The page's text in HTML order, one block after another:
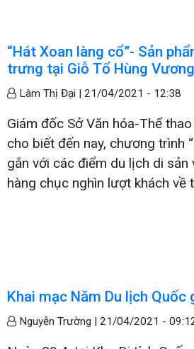
“Hát Xoan làng cổ”- Sản
trưng tại Giỗ Tổ Hùng Vương
Lâm Thị Đại | 21/04/2021 - 12:38
Giám đốc Sở Văn hóa-Thể
cho biết đến nay, chương trình
gắn với các điểm du lịch di sản
hàng chục nghìn lượt khách về
Khai mạc Năm Du lịch Quốc
Nguyễn Trường | 21/04/2021 -